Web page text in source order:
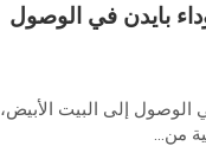
بايدن في الوصول
الوصول إلى البيت الأبيض،
من…